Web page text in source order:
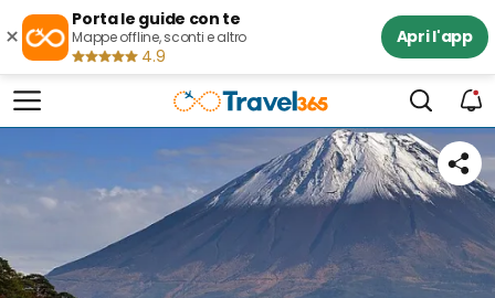
×
Porta le guide con te
Mappe offline, sconti e altro
4.9
Apri l'app